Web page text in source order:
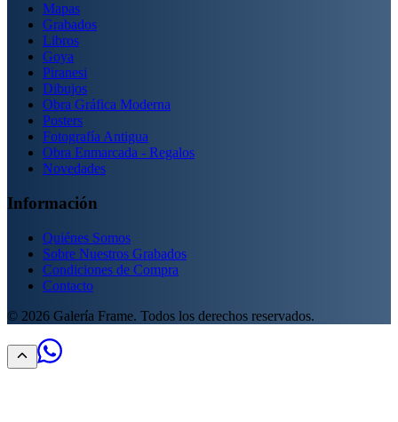
Mapas
Grabados
Libros
Goya
Piranesi
Dibujos
Obra Gráfica Moderna
Posters
Fotografía Antigua
Obra Enmarcada - Regalos
Novedades
Información
Quiénes Somos
Sobre Nuestros Grabados
Condiciones de Compra
Contacto
© 2026 Galería Frame. Todos los derechos reservados.